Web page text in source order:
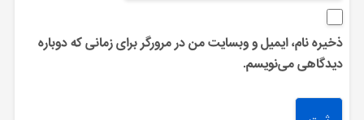
ذخیره نام، ایمیل و وبسایت من در مرورگر برای زمانی که دوباره
دیدگاهی می‌نویسم.